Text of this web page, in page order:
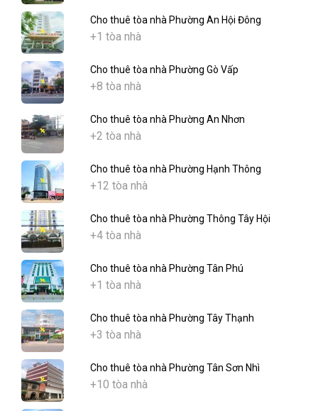
Cho thuê tòa nhà Phường An Hội Đông
+1 tòa nhà
Cho thuê tòa nhà Phường Gò Vấp
+8 tòa nhà
Cho thuê tòa nhà Phường An Nhơn
+2 tòa nhà
Cho thuê tòa nhà Phường Hạnh Thông
+12 tòa nhà
Cho thuê tòa nhà Phường Thông Tây Hội
+4 tòa nhà
Cho thuê tòa nhà Phường Tân Phú
+1 tòa nhà
Cho thuê tòa nhà Phường Tây Thạnh
+3 tòa nhà
Cho thuê tòa nhà Phường Tân Sơn Nhì
+10 tòa nhà